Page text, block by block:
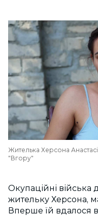
Жителька Херсона
"Вгору"
Окупаційні війська
жительку Херсона,
Вперше їй вдалося